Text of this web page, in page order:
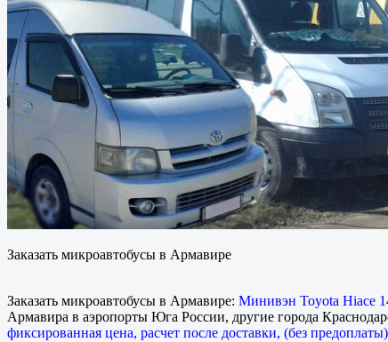
Заказать микроавтобусы в Армавире
Заказать микроавтобусы в Армавире: Минивэн Toyota Hiace
Армавира в аэропорты Юга России, другие города
фиксированная цена, расчет после доставки, (без